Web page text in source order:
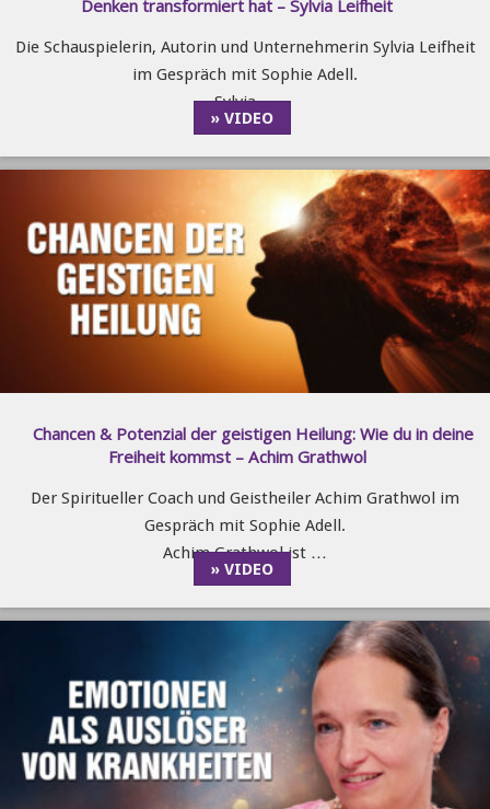
Denken transformiert hat – Sylvia Leifheit
Die Schauspielerin, Autorin und Unternehmerin Sylvia Leifheit
im Gespräch mit Sophie Adell.
Sylvia …
» VIDEO
Chancen & Potenzial der geistigen Heilung: Wie du in deine
Freiheit kommst – Achim Grathwol
Der Spiritueller Coach und Geistheiler Achim Grathwol im
Gespräch mit Sophie Adell.
Achim Grathwol ist …
» VIDEO